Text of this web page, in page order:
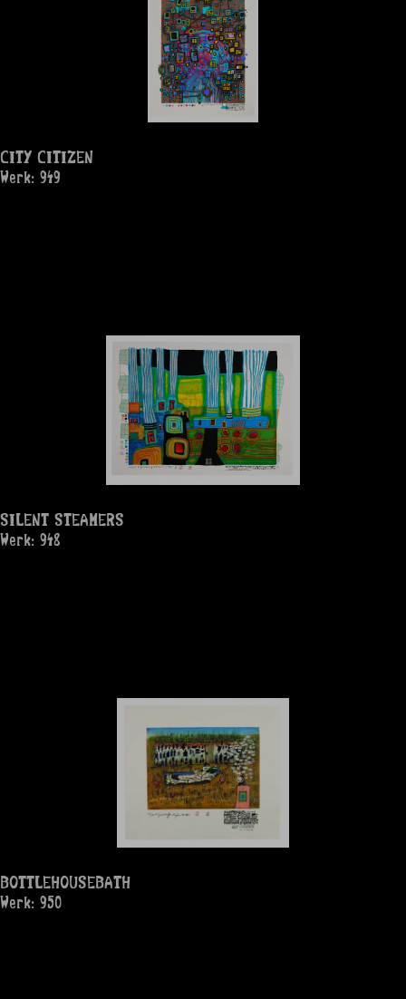
CITY CITIZEN
Werk: 949
SILENT STEAMERS
Werk: 948
BOTTLEHOUSEBATH
Werk: 950